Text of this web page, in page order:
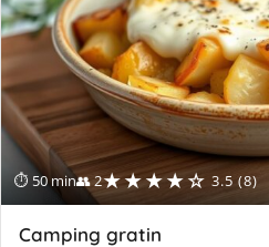
⏱ 50 min👥 2★★★★☆ 3.5 (8)
Camping gratin